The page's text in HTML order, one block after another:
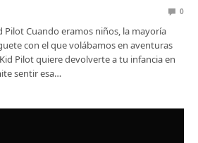
0
Pilot Cuando eramos niños, la mayoría
con el que volábamos en aventuras
Pilot quiere devolverte a tu infancia en
sentir esa…